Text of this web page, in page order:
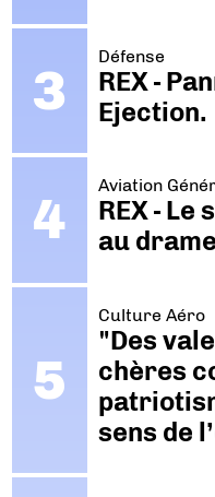
Défense
REX -
Ejection.
Aviation
REX -
au drame
Culture Aéro
"Des
chères
sens de